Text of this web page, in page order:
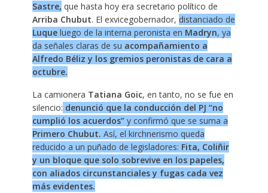
Sastre, que hasta hoy era secretario político de
Arriba Chubut. El exvicegobernador, distanciado de
Luqueluego de la interna peronista en Madryn, ya
da señales claras de su acompañamiento a
Alfredo Béliz y los gremios peronistas de cara a
octubre.
La camionera Tatiana Goic, en tanto, no se fue en
silencio: denunció que la conducción del PJ “no
cumplió los acuerdos”y confirmó que se suma a
Primero Chubut. Así, el kirchnerismo queda
reducido a un puñado de legisladores: Fita, Coliñir
y un bloque que solo sobrevive en los papeles,
con aliados circunstanciales y fugas cada vez
más evidentes.